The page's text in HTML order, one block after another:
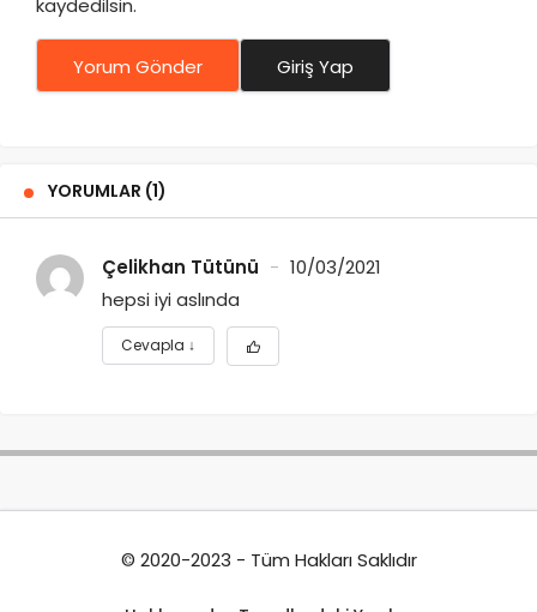
Yorum Gönder Giriş Yap
YORUMLAR (1)
Çelikhan Tütünü
10/03/2021
hepsi iyi aslında
Cevapla ↓
© 2020-2023 - Tüm Hakları Saklıdır